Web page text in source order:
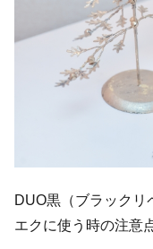
DUO黒（ブラックリ
エクに使う時の注意